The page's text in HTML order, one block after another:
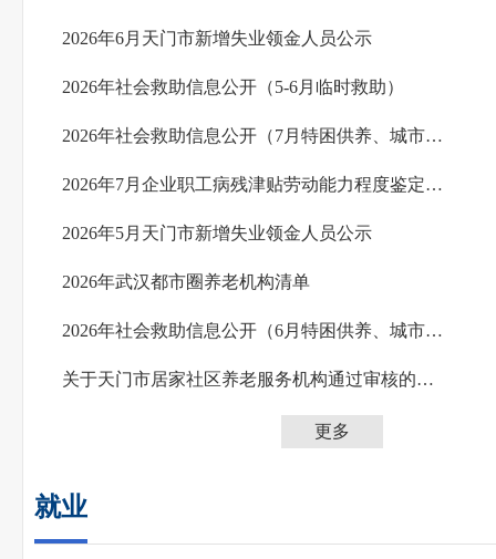
2026年6月天门市新增失业领金人员公示
2026年社会救助信息公开（5-6月临时救助）
2026年社会救助信息公开（7月特困供养、城市农村低保）
2026年7月企业职工病残津贴劳动能力程度鉴定通过人员名单公示
2026年5月天门市新增失业领金人员公示
2026年武汉都市圈养老机构清单
2026年社会救助信息公开（6月特困供养、城市农村低保）
关于天门市居家社区养老服务机构通过审核的公示
更多
就业